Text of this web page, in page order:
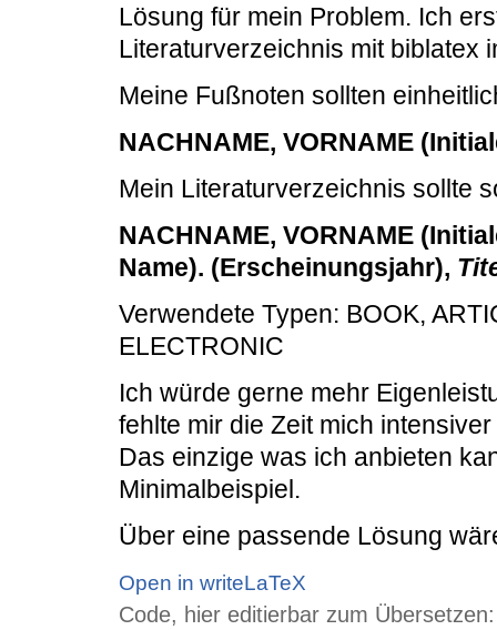
Lösung für mein Problem. Ich
Literaturverzeichnis mit biblatex
Meine Fußnoten sollten
NACHNAME, VORNAME
Mein Literaturverzeichnis sollte
NACHNAME, VORNAME
Name). (Erscheinungsjahr),
Verwendete Typen: BOOK,
ELECTRONIC
Ich würde gerne mehr
fehlte mir die Zeit mich
Das einzige was ich anbieten
Minimalbeispiel.
Über eine passende Lösung
Open in writeLaTeX
Code, hier editierbar zum Übersetzen: